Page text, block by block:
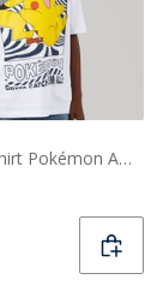
Name It T-shirt Pokémon Amish Garçon Bright White